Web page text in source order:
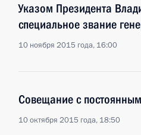
Указом Президента
специальное звание
10 ноября 2015 года, 16:00
Совещание с
10 октября 2015 года, 18:50